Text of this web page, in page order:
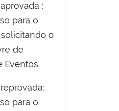
aprovada :
para o
o
de
Eventos.
reprovada:
para o